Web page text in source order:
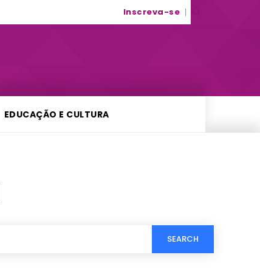
Inscreva-se
EDUCAÇÃO E CULTURA
SEARCH